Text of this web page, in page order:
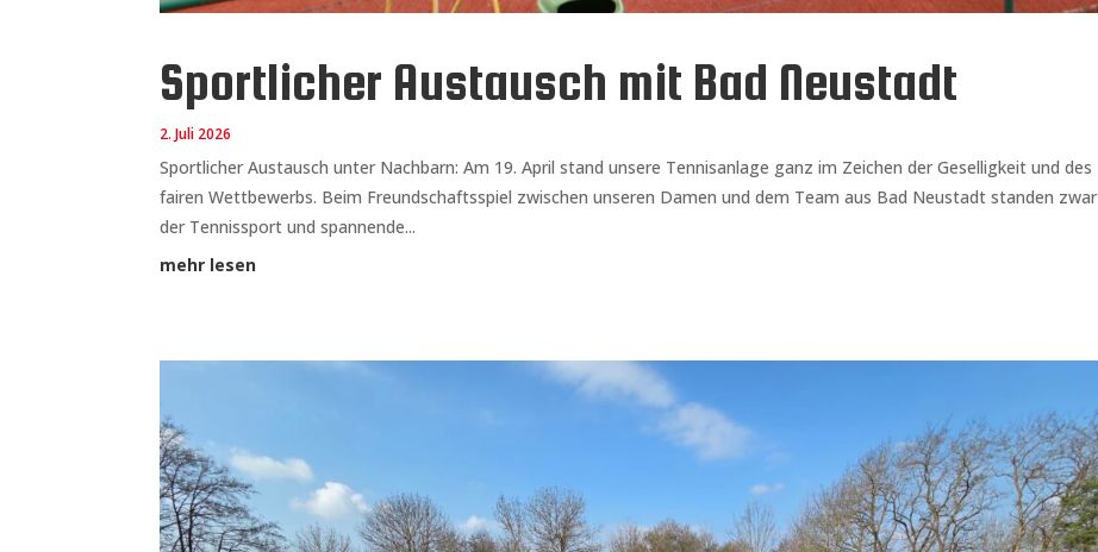
Sportlicher Austausch mit Bad Neustadt
2. Juli 2026
Sportlicher Austausch unter Nachbarn: Am 19. April stand unsere Tennisanlage ganz im Zeichen der Geselligkeit und des
fairen Wettbewerbs. Beim Freundschaftsspiel zwischen unseren Damen und dem Team aus Bad Neustadt standen zwar
der Tennissport und spannende...
mehr lesen